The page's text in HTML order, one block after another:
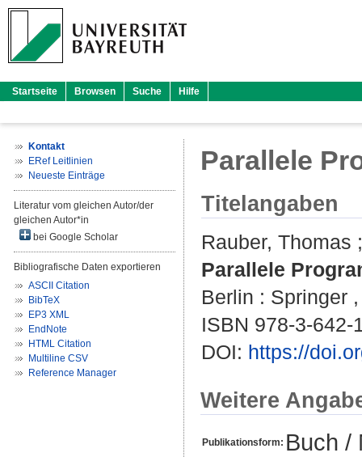
Startseite Browsen Suche Hilfe
Kontakt
ERef Leitlinien
Neueste Einträge
Literatur vom gleichen Autor/der
gleichen Autor*in
bei Google Scholar
Bibliografische Daten exportieren
ASCII Citation
BibTeX
EP3 XML
EndNote
HTML Citation
Multiline CSV
Reference Manager
Parallele
Titelangaben
Rauber, Thomas
Parallele
Berlin : Springer
ISBN 978-3-642-
DOI: https://
Weitere
Publikationsform: Buch /